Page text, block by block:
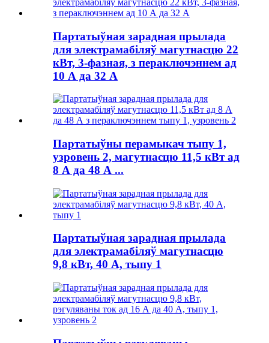
Партатыўная зарадная прылада
для электрамабіляў магутнасцю 22
кВт, 3-фазная, з пераключэннем ад
10 А да 32 А
Партатыўны перамыкач тыпу 1,
узровень 2, магутнасцю 11,5 кВт ад
8 А да 48 А ...
Партатыўная зарадная прылада
для электрамабіляў магутнасцю
9,8 кВт, 40 А, тыпу 1